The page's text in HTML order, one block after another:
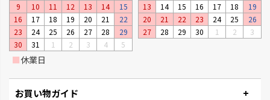
9
10 11 12 13 14
15
16
17 18 19 20 21
22
23
24 25 26 27 28
29
30
31 1 2 3 4 5
13
14 15 16 17 18
19
20
21 22 23 24 25
26
27
28 29 30 1 2 3
■休業日
お買い物ガイド